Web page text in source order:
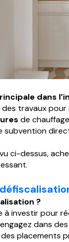
dans
travaux
de
subvention
ci-dessus,
?
à investir pour
dans
placements